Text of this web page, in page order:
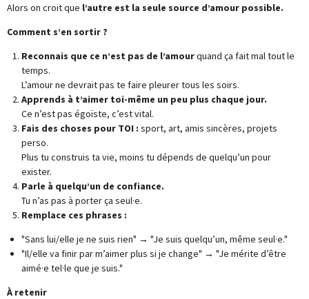
Alors on croit que l’autre est la seule source d’amour possible.
Comment s’en sortir ?
Reconnais que ce n’est pas de l’amourquand ça fait mal tout le
temps.
L’amour ne devrait pas te faire pleurer tous les soirs.
Apprends à t’aimer toi-même un peu plus chaque jour.
Ce n’est pas égoïste, c’est vital.
Fais des choses pour TOI : sport, art, amis sincères, projets
perso.
Plus tu construis ta vie, moins tu dépends de quelqu’un pour
exister.
Parle à quelqu’un de confiance.
Tu n’as pas à porter ça seul·e.
Remplace ces phrases :
"Sans lui/elle je ne suis rien" → "Je suis quelqu’un, même seul·e."
"Il/elle va finir par m’aimer plus si je change" → "Je mérite d’être
aimé·e tel·le que je suis."
À retenir